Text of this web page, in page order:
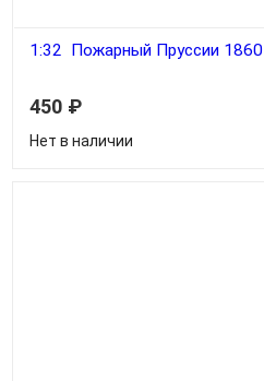
1:32 Пожарный Пруссии 1860
450 ₽
Нет в наличии